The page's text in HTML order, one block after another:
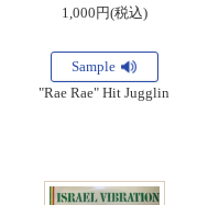
1,000円(税込)
Sample
"Rae Rae" Hit Jugglin